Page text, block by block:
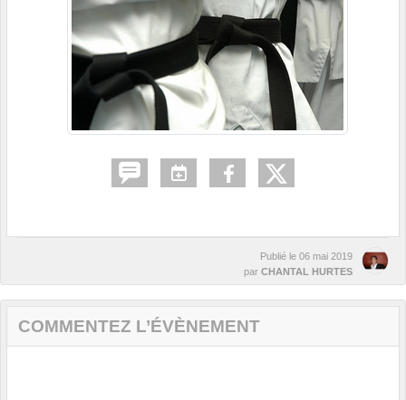
Publié le 06 mai 2019
par CHANTAL HURTES
COMMENTEZ L’ÉVÈNEMENT